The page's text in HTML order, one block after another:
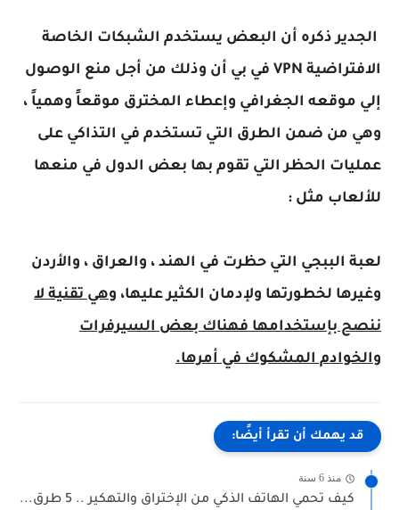
الجدير ذكره أن البعض يستخدم الشبكات الخاصة
الافتراضية VPN في بي أن وذلك من أجل منع الوصول
إلي موقعه الجغرافي وإعطاء المخترق موقعاً وهمياً ،
وهي من ضمن الطرق التي تستخدم في التذاكي على
عمليات الحظر التي تقوم بها بعض الدول في منعها
للألعاب مثل :
لعبة الببجي التي حظرت في الهند ، والعراق ، والأردن
وغيرها لخطورتها ولإدمان الكثير عليها، وهي تقنية لا
ننصح بإستخدامها فهناك بعض السيرفرات
والخوادم المشكوك في أمرها.
قد يهمك أن تقرأ أيضًا:
منذ 6 سنة
كيف تحمي الهاتف الذكي من الإختراق والتهكير .. 5 طرق...